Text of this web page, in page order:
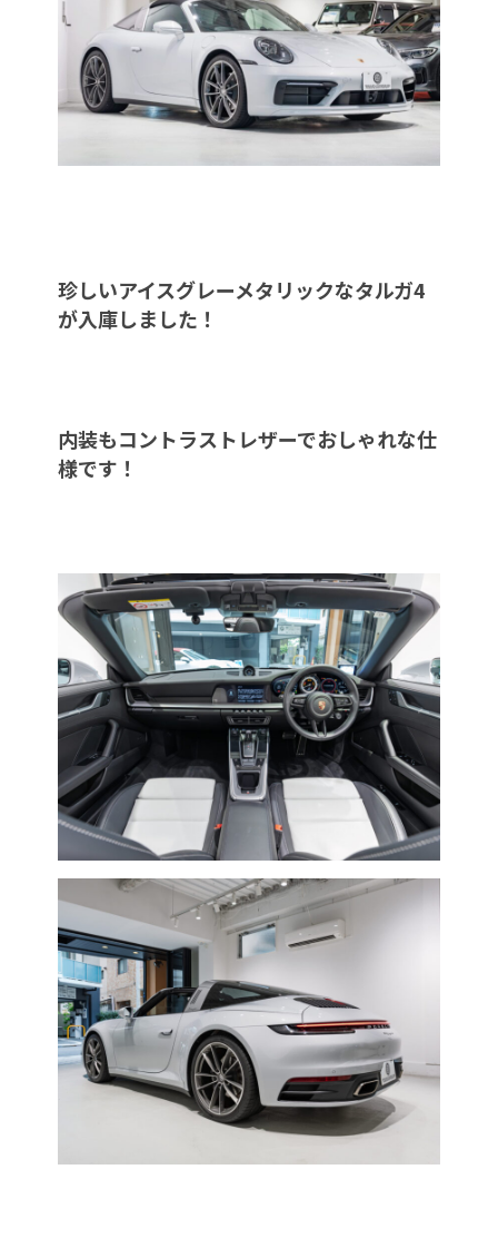
珍しいアイスグレーメタリックなタルガ4
が入庫しました！
内装もコントラストレザーでおしゃれな仕
様です！